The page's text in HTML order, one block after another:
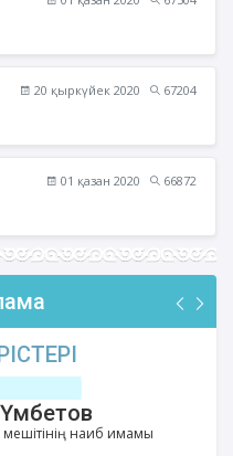
20 қыркүйек 2020
67204
01 қазан 2020
66872
наиб имамы